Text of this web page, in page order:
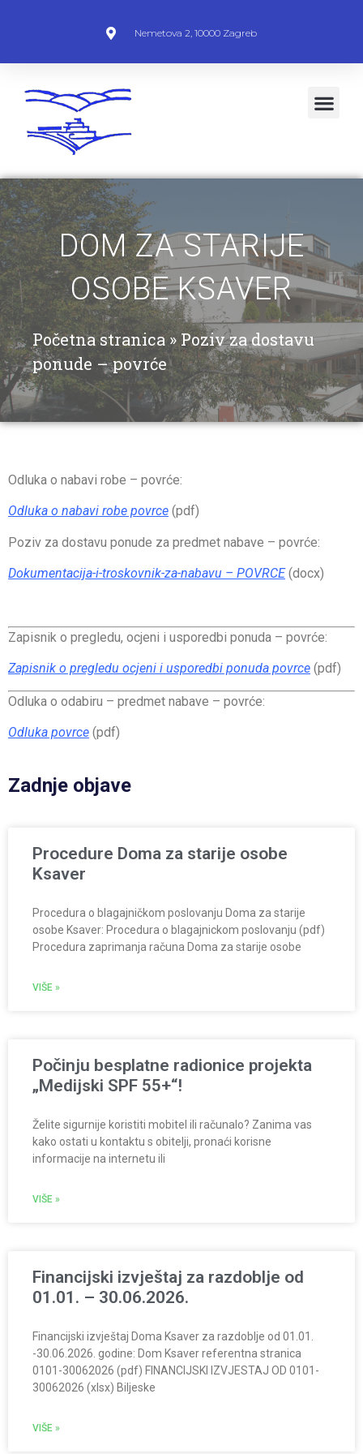
Nemetova 2, 10000 Zagreb
DOM ZA STARIJE
OSOBE KSAVER
Početna stranica»Poziv za dostavu
ponude – povrće
Odluka o nabavi robe – povrće:
Odluka o nabavi robe povrce (pdf)
Poziv za dostavu ponude za predmet nabave – povrće:
Dokumentacija-i-troskovnik-za-nabavu – POVRCE(docx)
Zapisnik o pregledu, ocjeni i usporedbi ponuda – povrće:
Zapisnik o pregledu ocjeni i usporedbi ponuda povrce (pdf)
Odluka o odabiru – predmet nabave – povrće:
Odluka povrce (pdf)
Zadnje objave
Procedure Doma za starije osobe
Ksaver
Procedura o blagajničkom poslovanju Doma za starije
osobe Ksaver: Procedura o blagajnickom poslovanju (pdf)
Procedura zaprimanja računa Doma za starije osobe
VIŠE »
Počinju besplatne radionice projekta
„Medijski SPF 55+“!
Želite sigurnije koristiti mobitel ili računalo? Zanima vas
kako ostati u kontaktu s obitelji, pronaći korisne
informacije na internetu ili
VIŠE »
Financijski izvještaj za razdoblje od
01.01. – 30.06.2026.
Financijski izvještaj Doma Ksaver za razdoblje od 01.01.
-30.06.2026. godine: Dom Ksaver referentna stranica
0101-30062026 (pdf) FINANCIJSKI IZVJESTAJ OD 0101-
30062026 (xlsx) Biljeske
VIŠE »